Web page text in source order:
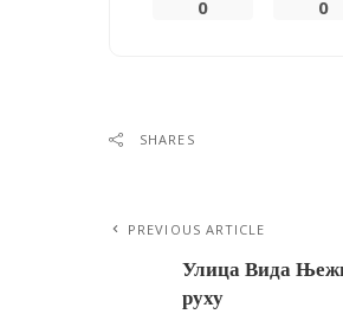
0
0
SHARES
PREVIOUS ARTICLE
Улица Вида
руху